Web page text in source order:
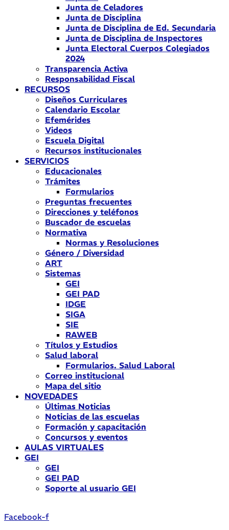
Junta de Celadores
Junta de Disciplina
Junta de Disciplina de Ed. Secundaria
Junta de Disciplina de Inspectores
Junta Electoral Cuerpos Colegiados
2024
Transparencia Activa
Responsabilidad Fiscal
RECURSOS
Diseños Curriculares
Calendario Escolar
Efemérides
Videos
Escuela Digital
Recursos institucionales
SERVICIOS
Educacionales
Trámites
Formularios
Preguntas frecuentes
Direcciones y teléfonos
Buscador de escuelas
Normativa
Normas y Resoluciones
Género / Diversidad
ART
Sistemas
GEI
GEI PAD
IDGE
SIGA
SIE
RAWEB
Títulos y Estudios
Salud laboral
Formularios. Salud Laboral
Correo institucional
Mapa del sitio
NOVEDADES
Últimas Noticias
Noticias de las escuelas
Formación y capacitación
Concursos y eventos
AULAS VIRTUALES
GEI
GEI
GEI PAD
Soporte al usuario GEI
Facebook-f